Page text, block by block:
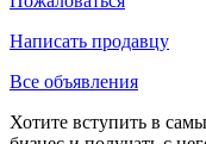
Написать продавцу
Все объявления
Хотите вступить в